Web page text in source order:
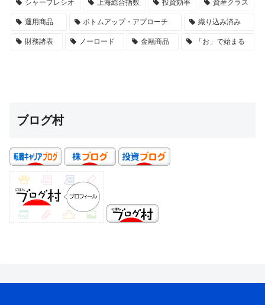
シャープレシオ 上海総合指数 投資効率 資産クラス
運用商品 ボトムアップ・アプローチ 織り込み済み
財務諸表 ノーロード 金融商品 「お」で始まる
ブログ村